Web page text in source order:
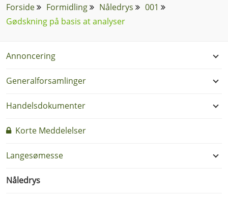
Forside Formidling Nåledrys
001
Gødskning på basis at analyser
Annoncering
Generalforsamlinger
Handelsdokumenter
Korte Meddelelser
Langesømesse
Nåledrys